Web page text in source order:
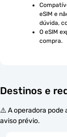
eSIM e
dúvida,
O eSIM
compra.
Destinos e
⚠️ A operadora pode
aviso prévio.